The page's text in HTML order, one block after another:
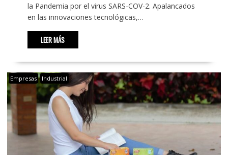
la Pandemia por el virus SARS-COV-2. Apalancados
en las innovaciones tecnológicas,…
LEER MÁS
Empresas Industrial